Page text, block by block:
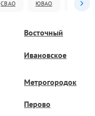
СВАО ЮВАО ЮАО
Восточный
Ивановское
Метрогородок
Перово